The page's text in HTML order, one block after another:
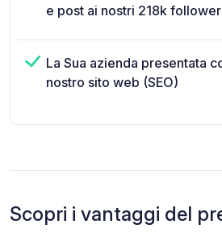
e post ai nostri 218k follower
La Sua azienda presentata
nostro sito web (SEO)
Scopri i vantaggi del